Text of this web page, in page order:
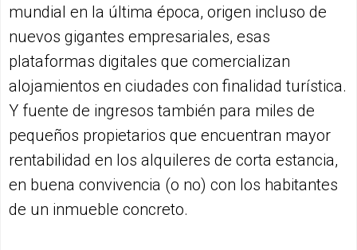
mundial en la última época, origen incluso de
nuevos gigantes empresariales, esas
plataformas digitales que comercializan
alojamientos en ciudades con finalidad turística.
Y fuente de ingresos también para miles de
pequeños propietarios que encuentran mayor
rentabilidad en los alquileres de corta estancia,
en buena convivencia (o no) con los habitantes
de un inmueble concreto.